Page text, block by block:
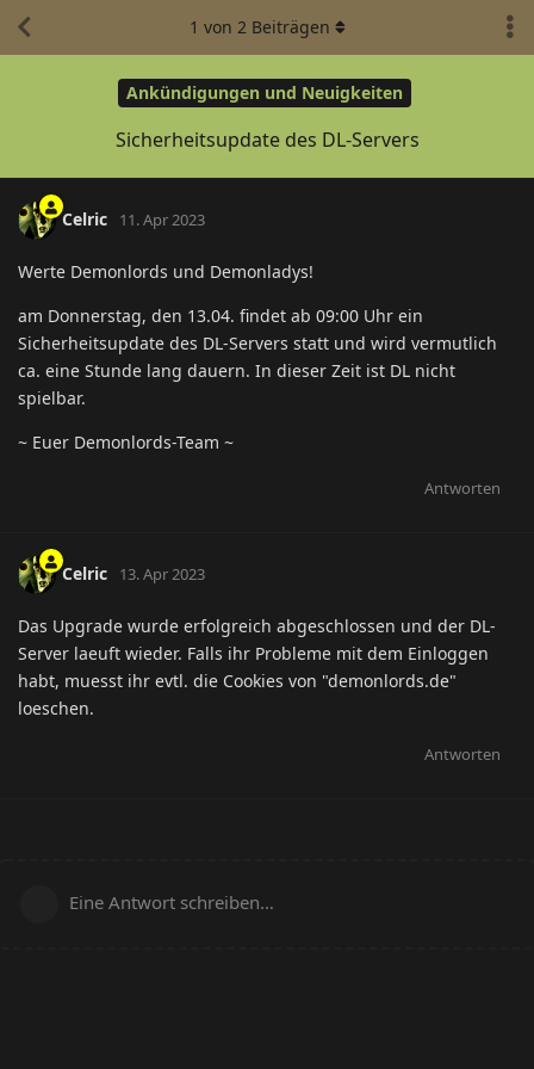
Ankündigungen und Neuigkeiten
Sicherheitsupdate des DL-Servers
1 von 2Beiträgen
Celric 11. Apr 2023
Werte Demonlords und Demonladys!
am Donnerstag, den 13.04. findet ab 09:00 Uhr ein
Sicherheitsupdate des DL-Servers statt und wird vermutlich
ca. eine Stunde lang dauern. In dieser Zeit ist DL nicht
spielbar.
~ Euer Demonlords-Team ~
Antworten
Celric 13. Apr 2023
Das Upgrade wurde erfolgreich abgeschlossen und der DL-
Server laeuft wieder. Falls ihr Probleme mit dem Einloggen
habt, muesst ihr evtl. die Cookies von "demonlords.de"
loeschen.
Antworten
Eine Antwort schreiben…